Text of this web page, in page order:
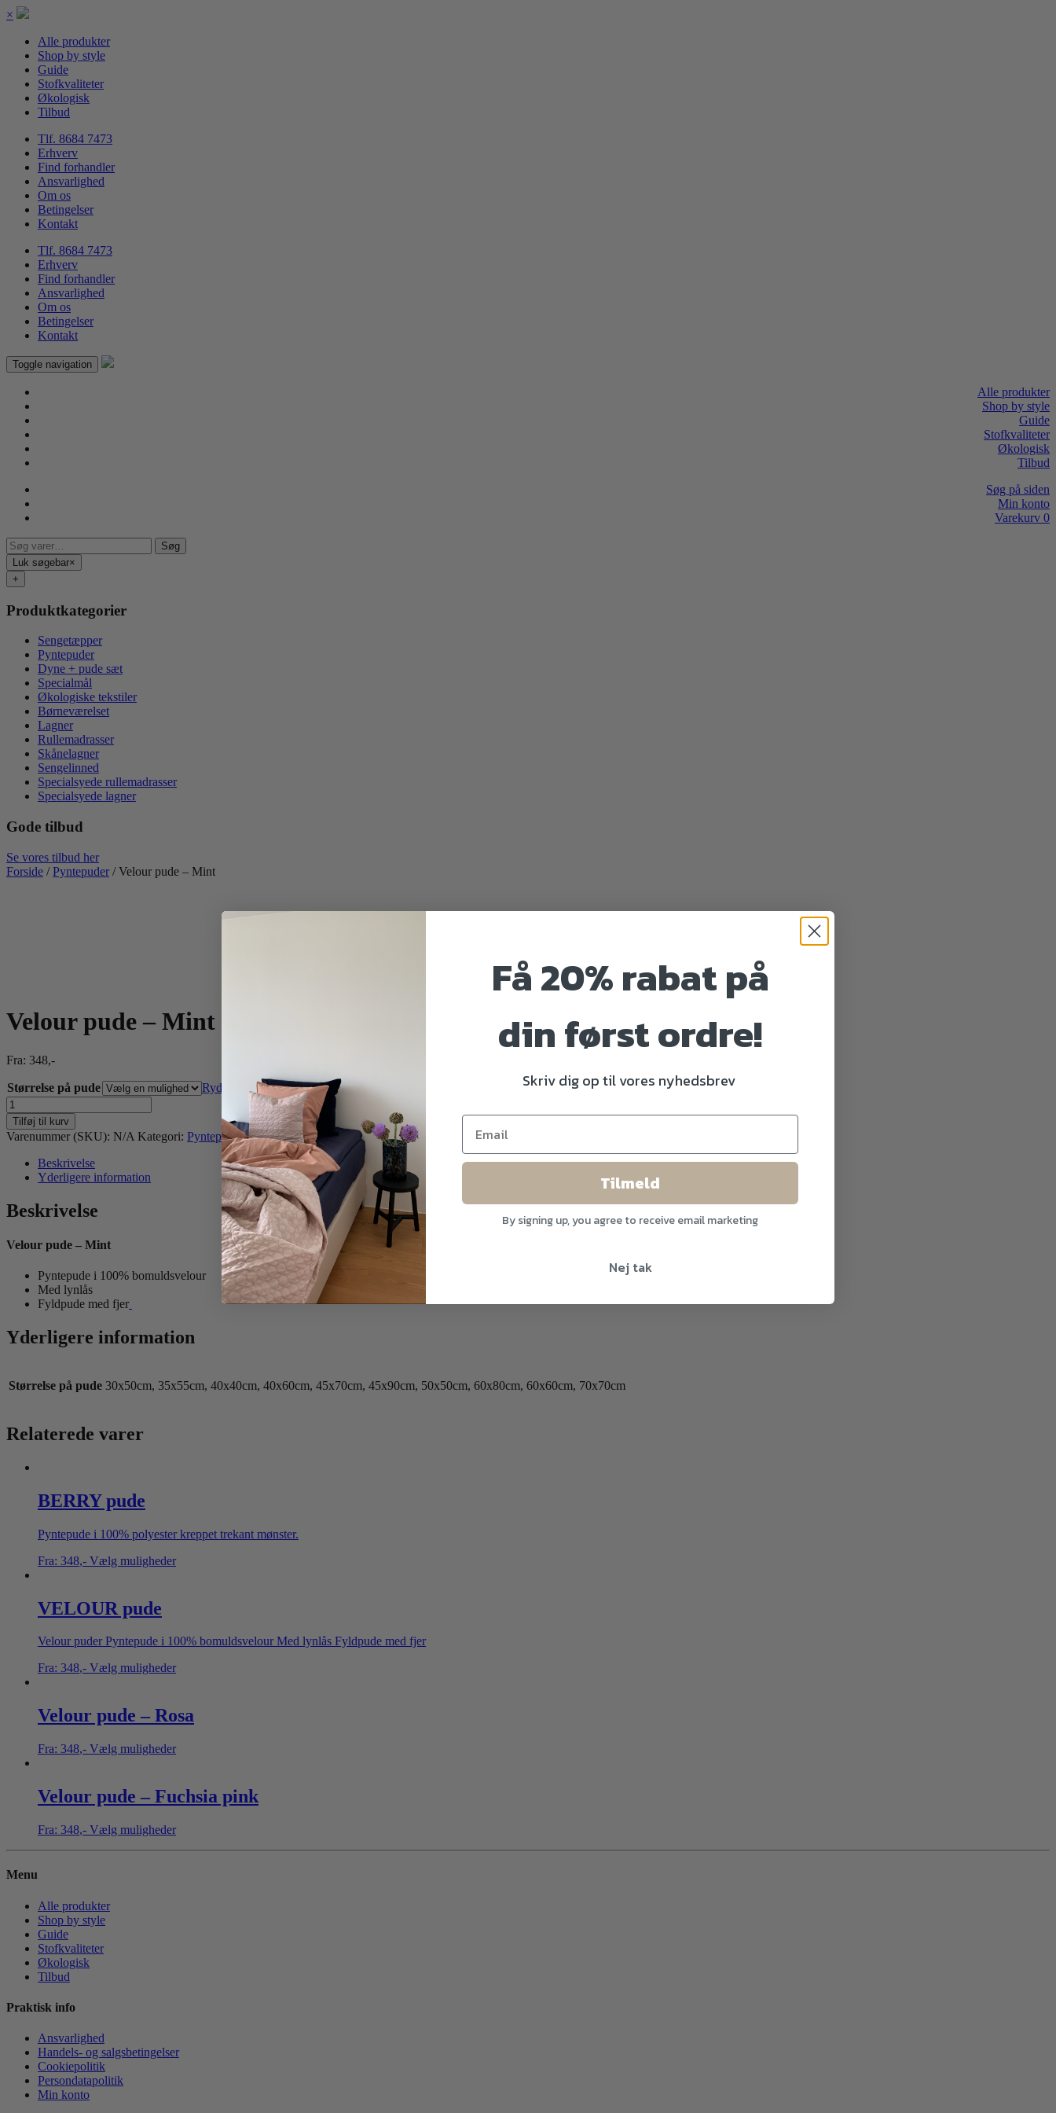
×
Alle produkter
Shop by style
Guide
Stofkvaliteter
Økologisk
Tilbud
Tlf. 8684 7473
Erhverv
Find forhandler
Ansvarlighed
Om os
Betingelser
Kontakt
Tlf. 8684 7473
Erhverv
Find forhandler
Ansvarlighed
Om os
Betingelser
Kontakt
Toggle navigation
Alle produkter
Shop by style
Guide
Stofkvaliteter
Økologisk
Tilbud
Søg på siden
Min konto
Varekurv 0
Søg
efter:
Søg
Luk søgebar×
+
Produktkategorier
Sengetæpper
Pyntepuder
Dyne + pude sæt
Specialmål
Økologiske tekstiler
Børneværelset
Lagner
Rullemadrasser
Skånelagner
Sengelinned
Specialsyede rullemadrasser
Specialsyede lagner
Gode tilbud
Se vores tilbud her
Forside /Pyntepuder / Velour pude – Mint
Velour pude – Mint
Fra: 348,-
Størrelse på pude
Ryd
Velour
pude
-
Mint
antal
Tilføj til kurv
Varenummer (SKU): N/A Kategori: Pyntepuder Tag:Børneværelset
Beskrivelse
Yderligere information
Beskrivelse
Velour pude – Mint
Pyntepude i 100% bomuldsvelour
Med lynlås
Fyldpude med fjer
Yderligere information
Størrelse på pude 30x50cm, 35x55cm, 40x40cm, 40x60cm, 45x70cm, 45x90cm, 50x50cm, 60x80cm, 60x60cm, 70x70cm
Relaterede varer
BERRY pude
Pyntepude i 100% polyester kreppet trekant mønster.
Fra: 348,- Vælg muligheder
VELOUR pude
Velour puder Pyntepude i 100% bomuldsvelour Med lynlås Fyldpude med fjer
Fra: 348,- Vælg muligheder
Velour pude – Rosa
Fra: 348,- Vælg muligheder
Velour pude – Fuchsia pink
Fra: 348,- Vælg muligheder
Menu
Alle produkter
Shop by style
Guide
Stofkvaliteter
Økologisk
Tilbud
Praktisk info
Ansvarlighed
Handels- og salgsbetingelser
Cookiepolitik
Persondatapolitik
Min konto
Få 20% rabat på
din først ordre!
Skriv dig op til vores nyhedsbrev
Tilmeld
By signing up, you agree to receive email marketing
Nej tak